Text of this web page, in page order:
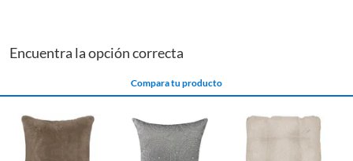
Encuentra la opción correcta
Compara tu producto